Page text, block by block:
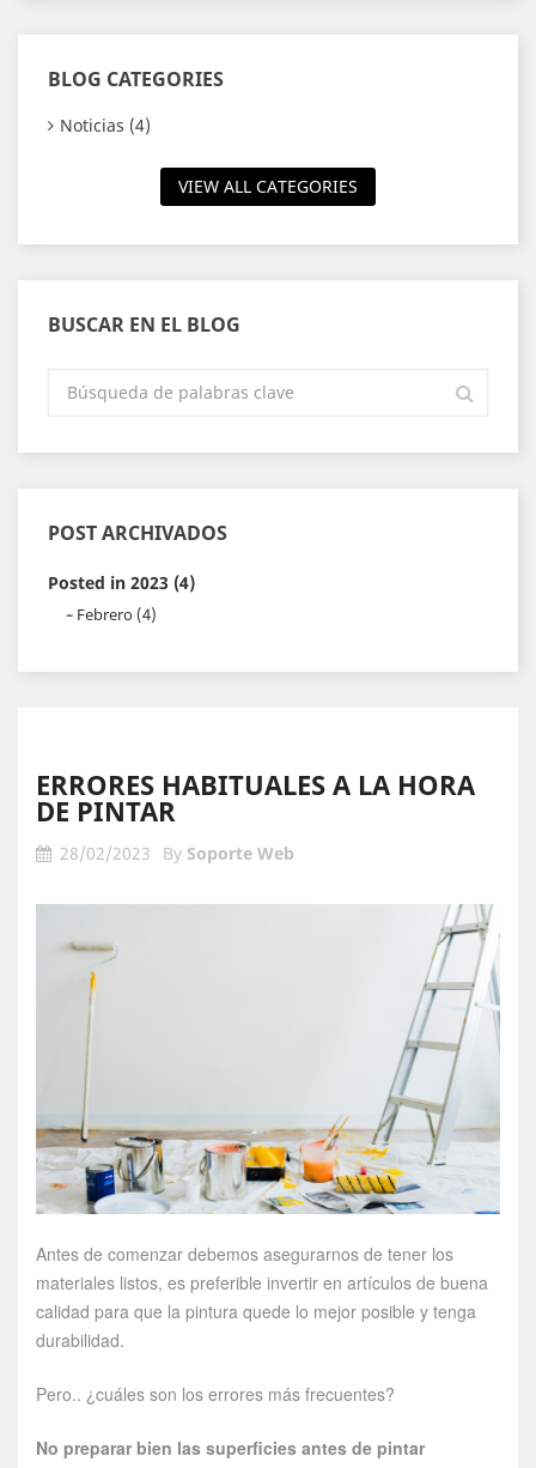
BLOG CATEGORIES
Noticias (4)
VIEW ALL CATEGORIES
BUSCAR EN EL BLOG
POST ARCHIVADOS
Posted in 2023 (4)
Febrero (4)
ERRORES HABITUALES A LA HORA
DE PINTAR
28/02/2023 By Soporte Web
Antes de comenzar debemos asegurarnos de tener los
materiales listos, es preferible invertir en artículos de buena
calidad para que la pintura quede lo mejor posible y tenga
durabilidad.
Pero.. ¿cuáles son los errores más frecuentes?
No preparar bien las superficies antes de pintar